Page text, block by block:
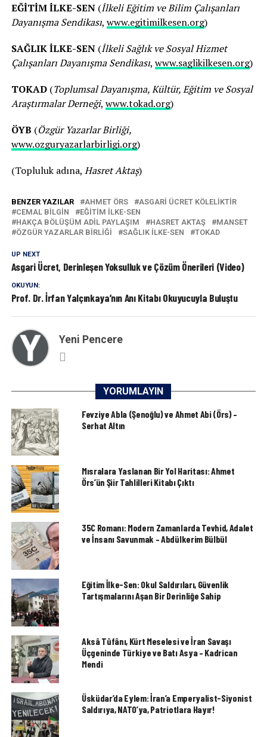
EĞİTİM İLKE-SEN(İlkeli Eğitim ve Bilim Çalışanları
Dayanışma Sendikası, www.egitimilkesen.org)
SAĞLIK İLKE-SEN(İlkeli Sağlık ve Sosyal Hizmet
Çalışanları Dayanışma Sendikası, www.saglikilkesen.org)
TOKAD(Toplumsal Dayanışma, Kültür, Eğitim ve Sosyal
Araştırmalar Derneği, www.tokad.org)
ÖYB (Özgür Yazarlar Birliği,
www.ozguryazarlarbirligi.org)
(Topluluk adına, Hasret Aktaş)
BENZER YAZILAR AHMET ÖRS
ASGARI ÜCRET KÖLELIKTIR
CEMAL BILGIN
EĞITIM ILKE-SEN
HAKÇA BÖLÜŞÜM ADIL PAYLAŞIM
HASRET AKTAŞ
MANSET
ÖZGÜR YAZARLAR BIRLIĞI
SAĞLIK İLKE-SEN TOKAD
UP NEXT
Asgari Ücret, Derinleşen Yoksulluk ve Çözüm Önerileri (Video)
OKUYUN:
Prof. Dr. İrfan Yalçınkaya’nın Anı Kitabı Okuyucuyla Buluştu
Yeni Pencere
YORUMLAYIN
Fevziye Abla (Şenoğlu) ve Ahmet Abi (Örs) –
Serhat Altın
Mısralara Yaslanan Bir Yol Haritası: Ahmet
Örs’ün Şiir Tahlilleri Kitabı Çıktı
35C Romanı: Modern Zamanlarda Tevhid, Adalet
ve İnsanı Savunmak – Abdülkerim Bülbül
Eğitim İlke-Sen: Okul Saldırıları, Güvenlik
Tartışmalarını Aşan Bir Derinliğe Sahip
Aksâ Tûfânı, Kürt Meselesi ve İran Savaşı
Üçgeninde Türkiye ve Batı Asya – Kadrican
Mendi
Üsküdar’da Eylem: İran’a Emperyalist-Siyonist
Saldırıya, NATO’ya, Patriotlara Hayır!